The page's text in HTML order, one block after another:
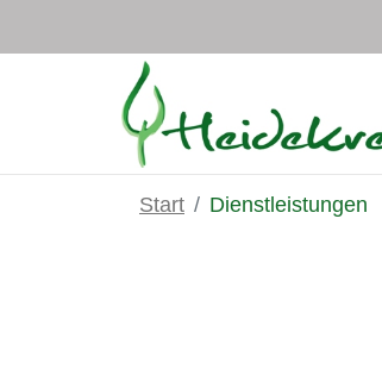
Start Dienstleistungen